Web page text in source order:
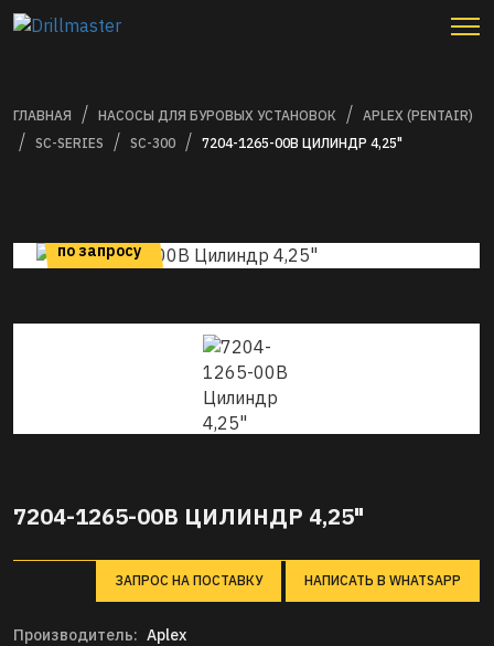
ГЛАВНАЯ НАСОСЫ ДЛЯ БУРОВЫХ УСТАНОВОК
APLEX (PENTAIR)
SC-SERIES
SC-300 7204-1265-00B ЦИЛИНДР 4,25"
7204-1265-00B ЦИЛИНДР 4,25"
ЗАПРОС НА ПОСТАВКУ НАПИСАТЬ В WHATSAPP
Производитель: Aplex
по запросу